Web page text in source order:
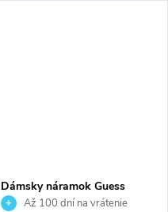
Dámsky náramok Guess
JUBB06017JWYGS
Až 100 dní na vrátenie